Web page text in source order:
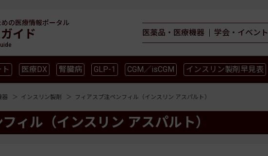
の医療情報ポータル
イド 医薬品・医療機器 学会・イベント
医療DX 腎臓病 GLP-1 CGM／isCGM インスリン製剤早見表
器 インスリン製剤 フィアスプ注ペンフィル（インスリン アスパルト）
ィル（インスリン アスパルト）